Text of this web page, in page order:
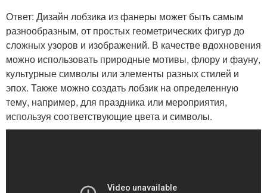
Ответ: Дизайн лобзика из фанеры может быть самым
разнообразным, от простых геометрических фигур до
сложных узоров и изображений. В качестве вдохновения
можно использовать природные мотивы, флору и фауну,
культурные символы или элементы разных стилей и
эпох. Также можно создать лобзик на определенную
тему, например, для праздника или мероприятия,
используя соответствующие цвета и символы.